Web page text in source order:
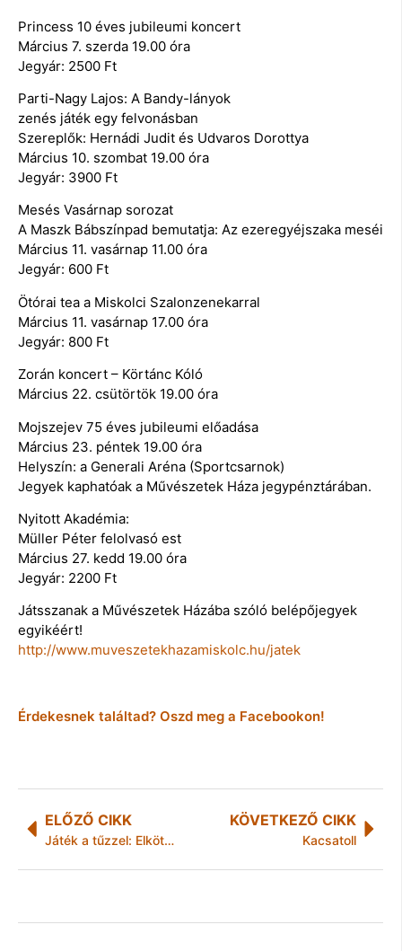
Princess 10 éves jubileumi koncert
Március 7. szerda 19.00 óra
Jegyár: 2500 Ft
Parti-Nagy Lajos: A Bandy-lányok
zenés játék egy felvonásban
Szereplők: Hernádi Judit és Udvaros Dorottya
Március 10. szombat 19.00 óra
Jegyár: 3900 Ft
Mesés Vasárnap sorozat
A Maszk Bábszínpad bemutatja: Az ezeregyéjszaka meséi
Március 11. vasárnap 11.00 óra
Jegyár: 600 Ft
Ötórai tea a Miskolci Szalonzenekarral
Március 11. vasárnap 17.00 óra
Jegyár: 800 Ft
Zorán koncert – Körtánc Kóló
Március 22. csütörtök 19.00 óra
Mojszejev 75 éves jubileumi előadása
Március 23. péntek 19.00 óra
Helyszín: a Generali Aréna (Sportcsarnok)
Jegyek kaphatóak a Művészetek Háza jegypénztárában.
Nyitott Akadémia:
Müller Péter felolvasó est
Március 27. kedd 19.00 óra
Jegyár: 2200 Ft
Játsszanak a Művészetek Házába szóló belépőjegyek
egyikéért!
http://www.muveszetekhazamiskolc.hu/jatek
Érdekesnek találtad? Oszd meg a Facebookon!
ELŐZŐ CIKK
Játék a tűzzel: Elkötötte szülei négykerekűjét, majd balesetet okozott
KÖVETKEZŐ CIKK
Kacsatoll